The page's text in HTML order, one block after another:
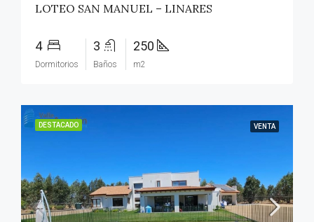
LOTEO SAN MANUEL – LINARES
4
Dormitorios
3
Baños
250
m2
DESTACADO VENTA